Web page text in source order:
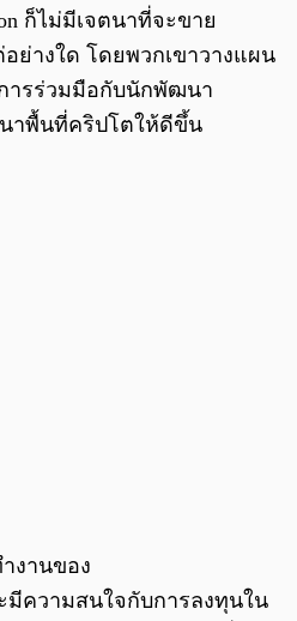
ก็ไม่มีเจตนาที่จะขาย
ย่างใด โดยพวกเขาวางแผน
ารร่วมมือกับนักพัฒนา
าพื้นที่คริปโตให้ดีขึ้น
งานของ
มีความสนใจกับการลงทุนใน